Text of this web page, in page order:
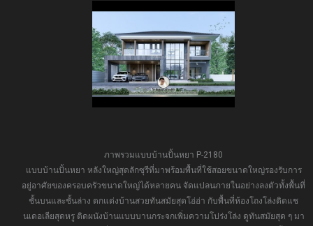
ภาพรวมแบบบ้านปั้นหยา P-2180
แบบบ้านปั้นหยา หลังใหญ่สุดลักซุรีที่มาพร้อมพื้นที่ใช้สอยขนาดใหญ่รองรับการ
อยู่อาศัยของครอบครัวขนาดใหญ่ได้หลายคน จัดแปลนภายในอย่างลงตัวทั้งพื้นที่
ชั้นบนและชั้นล่าง ตกแต่งบ้านสวยทันสมัยสุดโอ่อ่า กับพื้นที่ห้องโถงโล่งติดแช
นเดอเลียสุดหรู ติดผนังบ้านแบบบานกระจกเพิ่มความโปร่งโล่ง ดูทันสมัยสุด ๆ มา